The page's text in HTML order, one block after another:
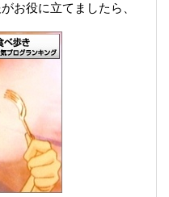
お役に立てましたら、